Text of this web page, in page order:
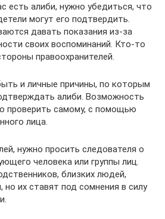
есть алиби, нужно убедиться, что
могут его подтвердить.
давать показания из-за
своих воспоминаний. Кто-то
правоохранителей.
и личные причины, по которым
алиби. Возможность
проверить самому, с помощью
лица.
нужно просить следователя о
человека или группы лиц.
близких людей,
их ставят под сомнения в силу